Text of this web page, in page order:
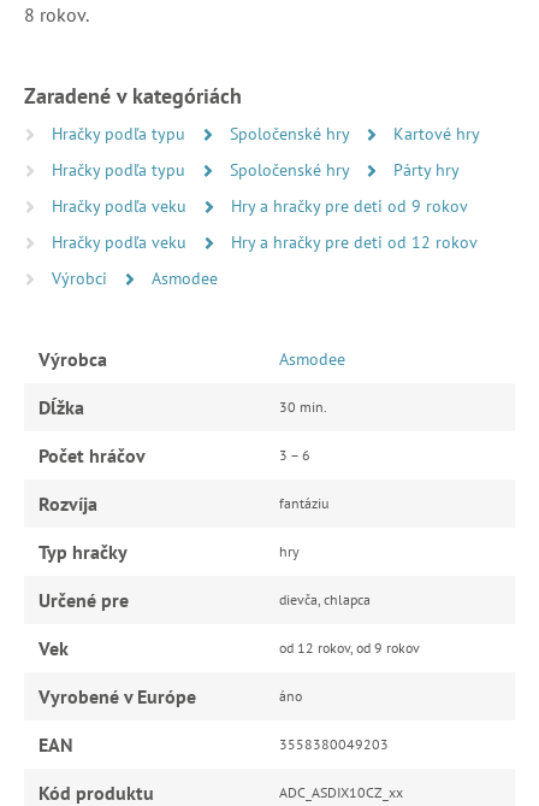
8 rokov.
Zaradené v kategóriách
Hračky podľa typu Spoločenské hry
Kartové hry
Hračky podľa typu
Spoločenské hry
Párty hry
Hračky podľa veku
Hry a hračky pre deti od 9 rokov
Hračky podľa veku
Hry a hračky pre deti od 12 rokov
Výrobci
Asmodee
Výrobca Asmodee
Dĺžka 30 min.
Počet hráčov 3 – 6
Rozvíja fantáziu
Typ hračky hry
Určené pre dievča, chlapca
Vek od 12 rokov, od 9 rokov
Vyrobené v Európe áno
EAN 3558380049203
Kód produktu ADC_ASDIX10CZ_xx